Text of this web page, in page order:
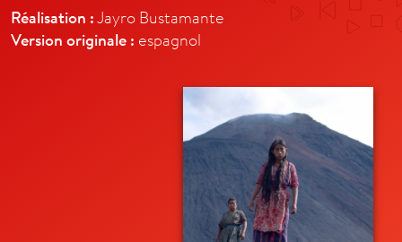
Réalisation :Jayro Bustamante
Version originale : espagnol